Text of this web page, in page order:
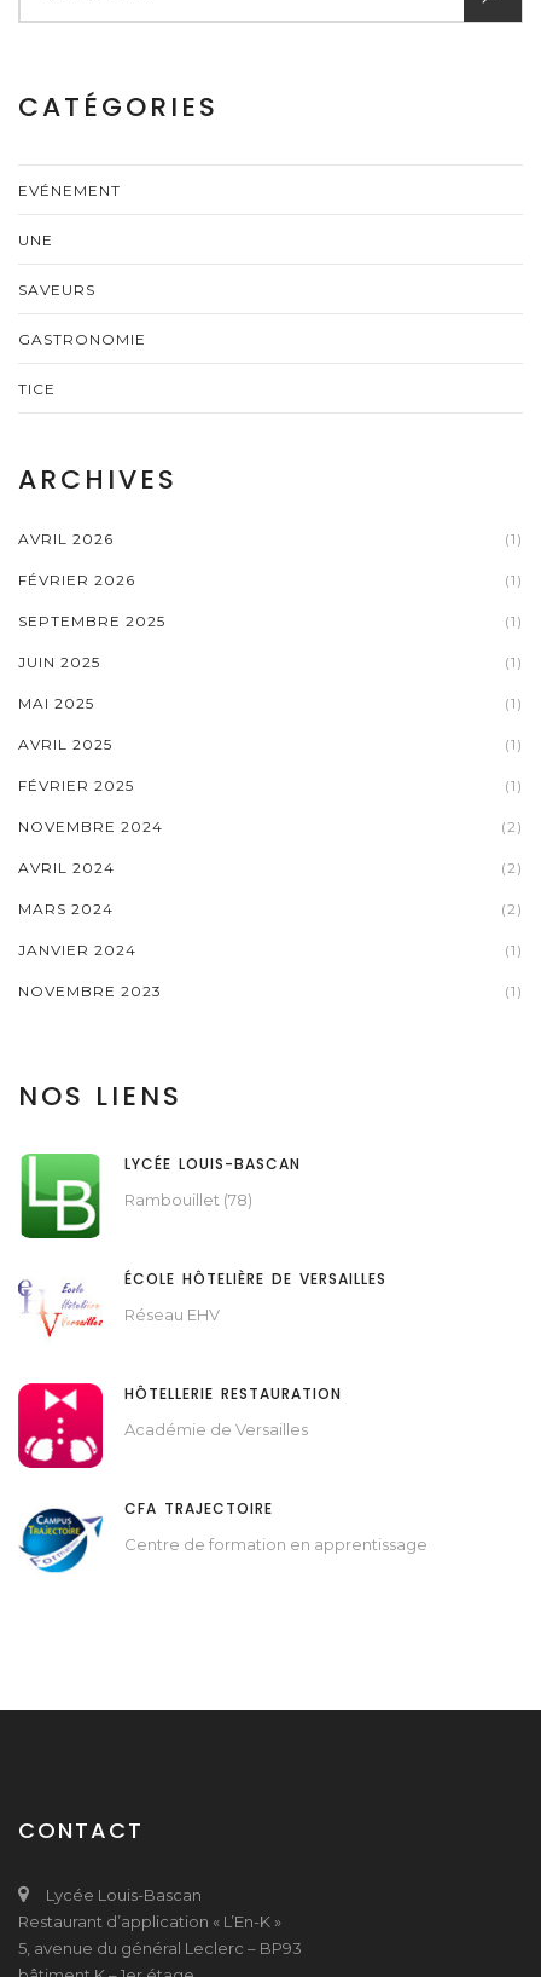
CATÉGORIES
EVÉNEMENT
UNE
SAVEURS
GASTRONOMIE
TICE
ARCHIVES
AVRIL 2026 (1)
FÉVRIER 2026 (1)
SEPTEMBRE 2025 (1)
JUIN 2025 (1)
MAI 2025 (1)
AVRIL 2025 (1)
FÉVRIER 2025 (1)
NOVEMBRE 2024 (2)
AVRIL 2024 (2)
MARS 2024 (2)
JANVIER 2024 (1)
NOVEMBRE 2023 (1)
NOS LIENS
LYCÉE LOUIS-BASCAN
Rambouillet (78)
ÉCOLE HÔTELIÈRE DE VERSAILLES
Réseau EHV
HÔTELLERIE RESTAURATION
Académie de Versailles
CFA TRAJECTOIRE
Centre de formation en apprentissage
CONTACT
Lycée Louis-Bascan
Restaurant d’application « L’En-K »
5, avenue du général Leclerc – BP93